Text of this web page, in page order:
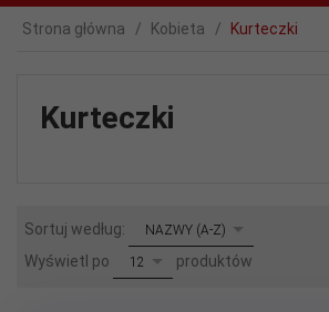
Strona główna Kobieta Kurteczki
Kurteczki
Sortuj według: sortNAZWY (A-Z)
Wyświetl po pop12 produktów